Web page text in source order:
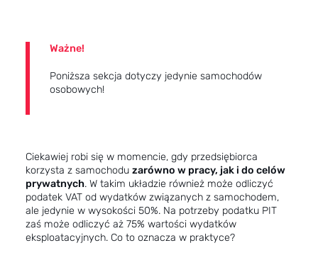
Ważne!
Poniższa sekcja dotyczy jedynie samochodów
osobowych!
Ciekawiej robi się w momencie, gdy przedsiębiorca
korzysta z samochodu zarówno w pracy, jak i do celów
prywatnych. W takim układzie również może odliczyć
podatek VAT od wydatków związanych z samochodem,
ale jedynie w wysokości 50%. Na potrzeby podatku PIT
zaś może odliczyć aż 75% wartości wydatków
eksploatacyjnych. Co to oznacza w praktyce?